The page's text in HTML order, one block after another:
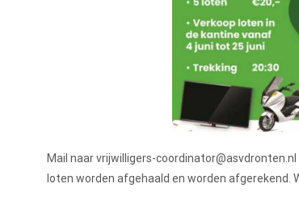
Mail naar vrijwilligers-
loten worden afgehaald en worden afgerekend.